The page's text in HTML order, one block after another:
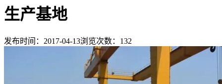
生产基地
发布时间：2017-04-13浏览次数： 132